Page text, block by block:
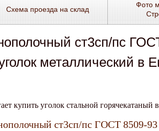
Схема проезда на склад
Фото
ст3сп/пс
металлический в
купить уголок стальной горячекатаный
ст3сп/пс ГОСТ 8509-93